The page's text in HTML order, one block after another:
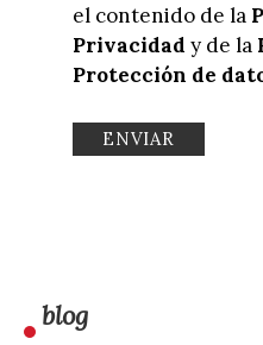
el contenido de la
Privacidad y de la
Protección de
blog